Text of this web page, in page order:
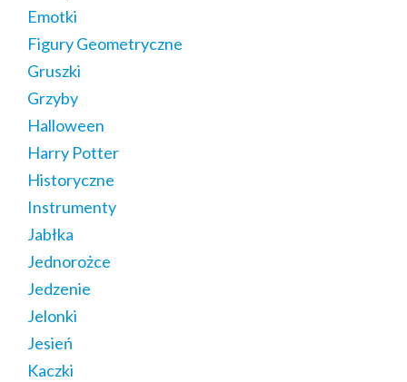
Emotki
Figury Geometryczne
Gruszki
Grzyby
Halloween
Harry Potter
Historyczne
Instrumenty
Jabłka
Jednorożce
Jedzenie
Jelonki
Jesień
Kaczki